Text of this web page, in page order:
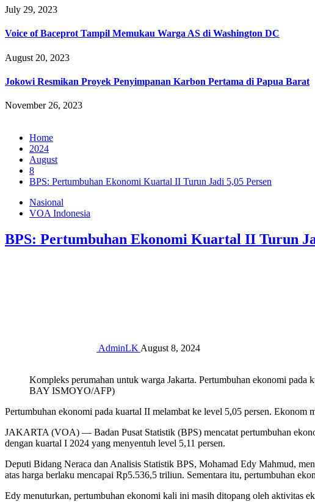
July 29, 2023
Voice of Baceprot Tampil Memukau Warga AS di Washington DC
August 20, 2023
Jokowi Resmikan Proyek Penyimpanan Karbon Pertama di Papua Barat
November 26, 2023
Home
2024
August
8
BPS: Pertumbuhan Ekonomi Kuartal II Turun Jadi 5,05 Persen
Nasional
VOA Indonesia
BPS: Pertumbuhan Ekonomi Kuartal II Turun
AdminLK August 8, 2024
Kompleks perumahan untuk warga Jakarta. Pertumbuhan ekonomi
BAY ISMOYO/AFP)
Pertumbuhan ekonomi pada kuartal II melambat ke level 5,05 persen.
JAKARTA (VOA) — Badan Pusat Statistik (BPS) mencatat pertumbuhan
dengan kuartal I 2024 yang menyentuh level 5,11 persen.
Deputi Bidang Neraca dan Analisis Statistik BPS, Mohamad Edy Mahmud,
atas harga berlaku mencapai Rp5.536,5 triliun. Sementara itu, pertumbuhan
Edy menuturkan, pertumbuhan ekonomi kali ini masih ditopang oleh aktivitas